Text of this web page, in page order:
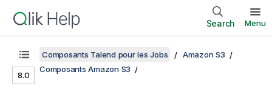
Search Menu
8.0
Composants Talend pour les Jobs
Amazon S3
Composants Amazon S3